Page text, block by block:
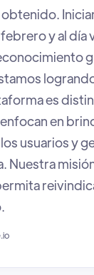
y al día
es
en
usuarios y
Nuestra